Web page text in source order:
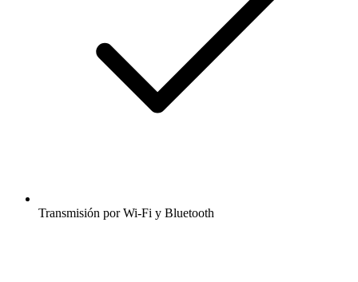
Transmisión por Wi-Fi y Bluetooth